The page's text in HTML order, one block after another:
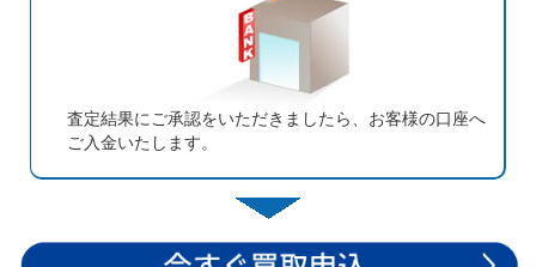
査定結果にご承認をいただきましたら、お客様の口座へ
ご入金いたします。